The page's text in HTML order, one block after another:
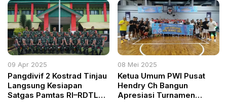
09 Apr 2025
Pangdivif 2 Kostrad Tinjau
Langsung Kesiapan
Satgas Pamtas RI–RDTL
08 Mei 2025
Ketua Umum PWI Pusat
Hendry Ch Bangun
Apresiasi Turnamen